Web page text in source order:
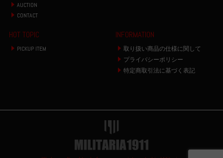
AUCTION
CONTACT
HOT TOPIC
PICKUP ITEM
INFORMATION
取り扱い商品の仕様に関して
プライバシーポリシー
特定商取引法に基づく表記